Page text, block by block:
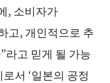
, 소비자가
고, 개인적으로 추
라고 믿게 될 가능
서 ‘일본의 공정